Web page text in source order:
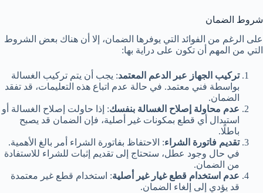
شروط الضمان
على الرغم من الفوائد التي يوفرها الضمان، إلا أن هناك بعض الشروط
التي من المهم أن تكون على دراية بها:
تركيب الجهاز عبر الدعم المعتمد: يجب أن يتم تركيب الغسالة
بواسطة فني معتمد. في حالة عدم اتباع هذه التعليمات، قد تفقد
الضمان.
عدم محاولة إصلاح الغسالة بنفسك: إذا حاولت إصلاح الغسالة أو
استبدال أي قطع بمكونات غير أصلية، فإن الضمان قد يصبح
باطلًا.
تقديم فاتورة الشراء: الاحتفاظ بفاتورة الشراء أمر بالغ الأهمية.
في حال وجود عطل، ستحتاج إلى تقديم إثبات للشراء للاستفادة
من الضمان.
عدم استخدام قطع غيار غير أصلية: استخدام قطع غير معتمدة
قد يؤدي إلى إلغاء الضمان.